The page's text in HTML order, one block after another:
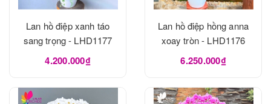
Lan hồ điệp xanh táo
sang trọng - LHD1177
4.200.000₫
Lan hồ điệp hồng anna
xoay tròn - LHD1176
6.250.000₫